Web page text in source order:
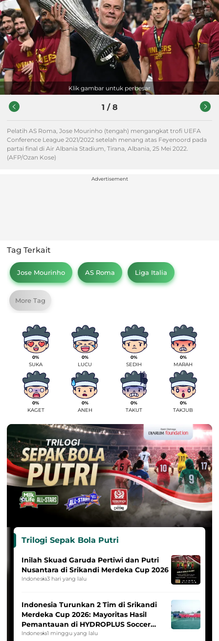
Klik gambar untuk perbesar
1 / 8
Pelatih AS Roma, Jose Mourinho (tengah) mengangkat trofi UEFA
Conference League 2021/2022 setelah menang atas Feyenoord pada
partai final di Air Albania Stadium, Tirana, Albania, 25 Mei 2022.
(AFP/Ozan Kose)
Tag Terkait
Jose Mourinho AS Roma Liga Italia
More Tag
0%
SUKA
0%
LUCU
0%
SEDIH
0%
MARAH
0%
KAGET
0%
ANEH
0%
TAKUT
0%
TAKJUB
Trilogi Sepak Bola Putri
Inilah Skuad Garuda Pertiwi dan Putri
Nusantara di Srikandi Merdeka Cup 2026
Indonesia3 hari yang lalu
Indonesia Turunkan 2 Tim di Srikandi
Merdeka Cup 2026: Mayoritas Hasil
Pemantauan di HYDROPLUS Soccer
League
Indonesia1 minggu yang lalu